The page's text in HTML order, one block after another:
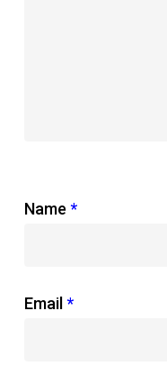
Name *
Email *